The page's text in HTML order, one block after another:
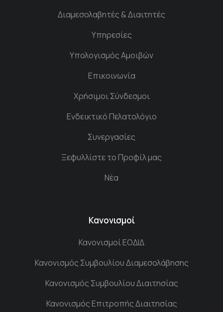
Διαμεσολαβητές & Διαιτητές
Υπηρεσίες
Υπολογισμός Αμοιβών
Επικοινωνία
Χρήσιμοι Σύνδεσμοι
Ενδεικτικό Πελατολόγιο
Συνεργασίες
Ξεφυλλίστε το Προφίλ μας
Νέα
Κανονισμοί
Κανονισμοί ΕΟΔΙΔ
Κανονισμός Συμβουλίου Διαμεσολάβησης
Κανονισμός Συμβουλίου Διαιτησίας
Κανονισμός Επιτροπής Διαιτησίας